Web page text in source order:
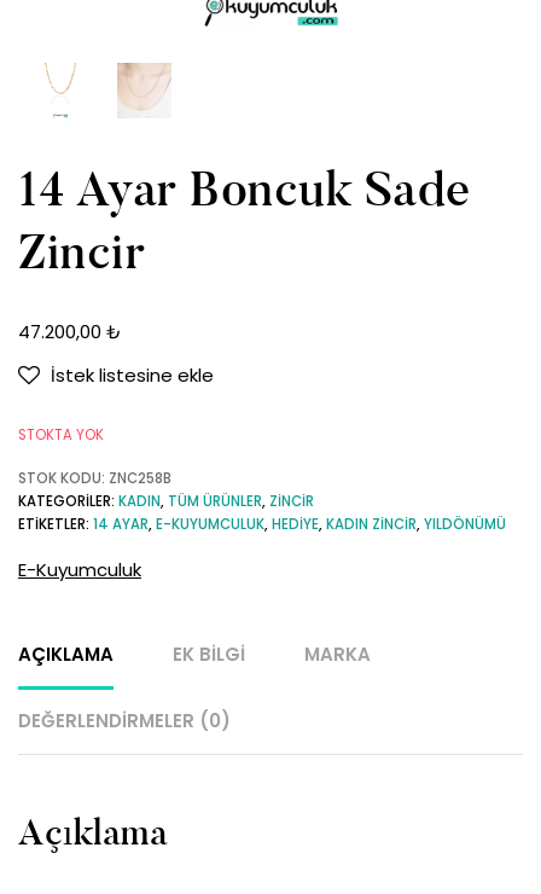
14 Ayar Boncuk Sade
Zincir
47.200,00 ₺
İstek listesine ekle
STOKTA YOK
STOK KODU: ZNC258B
KATEGORILER: KADIN, TÜM ÜRÜNLER, ZINCIR
ETIKETLER: 14 AYAR,E-KUYUMCULUK,HEDIYE,KADIN ZINCIR,YILDÖNÜMÜ
E-Kuyumculuk
AÇIKLAMA EK BILGI MARKA
DEĞERLENDIRMELER (0)
Açıklama